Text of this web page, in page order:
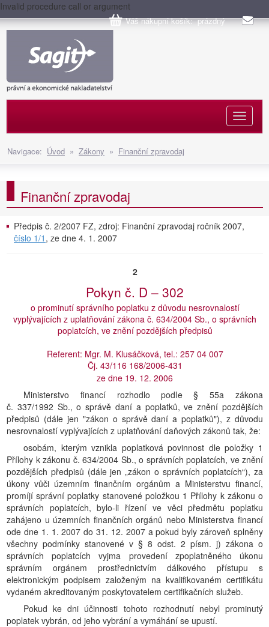
Invalid procedure call or argument
Váš nákupní košík: prázdný
Navigace: Úvod » Zákony » Finanční zpravodaj
Finanční zpravodaj
Předpis č. 2/2007 FZ, zdroj: Finanční zpravodaj ročník 2007,
číslo 1/1 , ze dne 4. 1. 2007
2
Pokyn č. D – 302
o prominutí správního poplatku z důvodu nesrovnalostí
vyplývajících z uplatňování zákona č. 634/2004 Sb., o správních
poplatcích, ve znění pozdějších předpisů
Referent: Mgr. M. Klusáčková, tel.: 257 04 007
Čj. 43/116 168/2006-431
ze dne 19. 12. 2006
Ministerstvo financí rozhodlo podle § 55a zákona
č. 337/1992 Sb., o správě daní a poplatků, ve znění pozdějších
předpisů (dále jen "zákon o správě daní a poplatků"), z důvodu
nesrovnalostí vyplývajících z uplatňování daňových zákonů tak, že:
osobám, kterým vznikla poplatková povinnost dle položky 1
Přílohy k zákonu č. 634/2004 Sb., o správních poplatcích, ve znění
pozdějších předpisů (dále jen „zákon o správních poplatcích“), za
úkony vůči územním finančním orgánům a Ministerstvu financí,
promíjí správní poplatky stanovené položkou 1 Přílohy k zákonu o
správních poplatcích, bylo-li řízení ve věci předmětu poplatku
zahájeno u územních finančních orgánů nebo Ministerstva financí
ode dne 1. 1. 2007 do 31. 12. 2007 a pokud byly zároveň splněny
všechny podmínky stanovené v § 8 odst. 2 písm. j) zákona o
správních poplatcích vyjma provedení zpoplatněného úkonu
správním orgánem prostřednictvím dálkového přístupu s
elektronickým podpisem založeným na kvalifikovaném certifikátu
vydaném akreditovaným poskytovatelem certifikačních služeb.
Pokud ke dni účinnosti tohoto rozhodnutí nebyl prominutý
poplatek vybrán, od jeho vybrání a vymáhání se upustí.